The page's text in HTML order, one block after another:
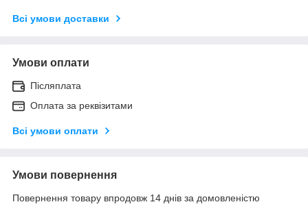
Всі умови доставки
Умови оплати
Післяплата
Оплата за реквізитами
Всі умови оплати
Умови повернення
Повернення товару впродовж 14 днів за домовленістю